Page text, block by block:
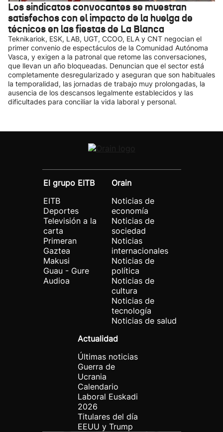
Los sindicatos convocantes se muestran
satisfechos con el impacto de la huelga de
técnicos en las fiestas de La Blanca
Teknikariok, ESK, LAB, UGT, CCOO, ELA y CNT negocian el
primer convenio de espectáculos de la Comunidad Autónoma
Vasca, y exigen a la patronal que retome las conversaciones,
que llevan un año bloqueadas. Denuncian que el sector está
completamente desregularizado y aseguran que son habituales
la temporalidad, las jornadas de trabajo muy prolongadas, la
ausencia de los descansos legalmente establecidos y las
dificultades para conciliar la vida laboral y personal.
El grupo EITB
EITB
Deportes
Televisión a la
carta
Primeran
Gaztea
Makusi
Guau - Gure
Audioa
Orain
Noticias de
economía
Noticias de
sociedad
Noticias
internacionales
Noticias de
política
Noticias de
cultura
Noticias de
tecnología
Noticias de salud
Actualidad
Últimas noticias
Guerra de
Ucrania
Calendario
Laboral Euskadi
2026
Titulares del día
EEUU y Trump